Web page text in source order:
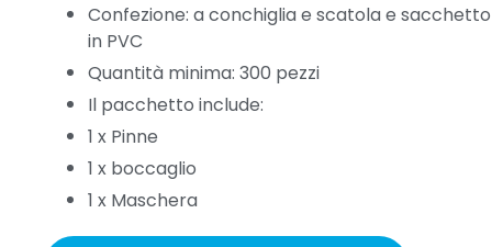
Confezione: a conchiglia e scatola e sacchetto
in PVC
Quantità minima: 300 pezzi
Il pacchetto include:
1 x Pinne
1 x boccaglio
1 x Maschera